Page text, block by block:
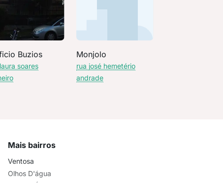
Buzios
soares
Monjolo
rua josé hemetério
andrade
Mais bairros
Ventosa
Olhos D'água